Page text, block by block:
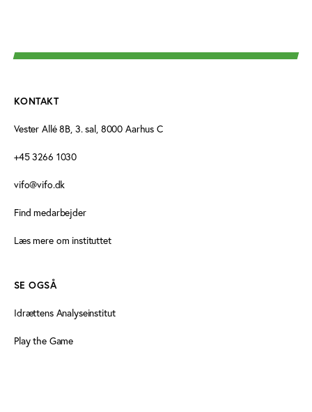
KONTAKT
Vester Allé 8B, 3. sal, 8000 Aarhus C
+45 3266 1030
vifo@vifo.dk
Find medarbejder
Læs mere om instituttet
SE OGSÅ
Idrættens Analyseinstitut
Play the Game